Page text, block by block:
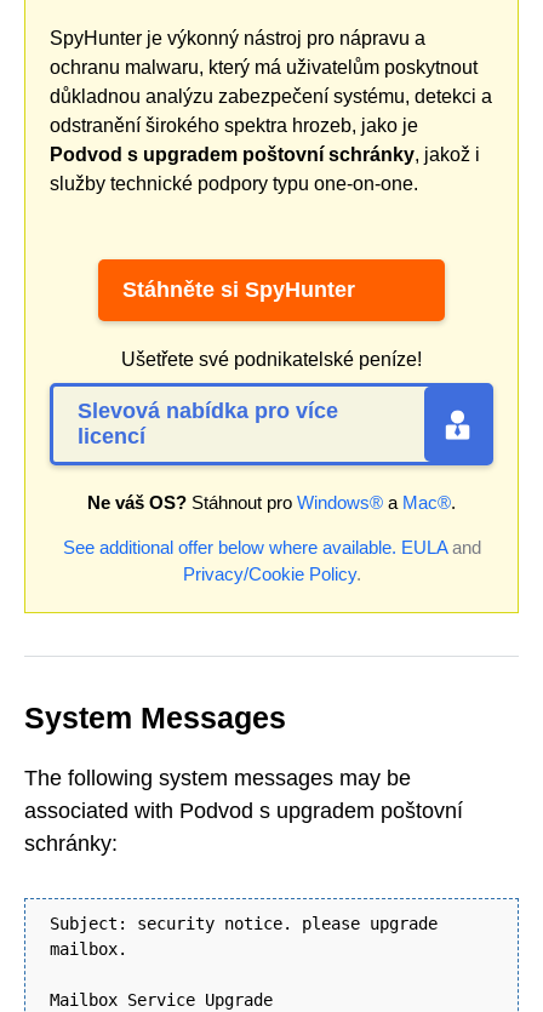
SpyHunter je výkonný nástroj pro nápravu a
ochranu malwaru, který má uživatelům poskytnout
důkladnou analýzu zabezpečení systému, detekci a
odstranění širokého spektra hrozeb, jako je
Podvod s upgradem poštovní schránky, jakož i
služby technické podpory typu one-on-one.
Stáhněte si SpyHunter
Ušetřete své podnikatelské peníze!
Slevová nabídka pro více
licencí
Ne váš OS? Stáhnout pro Windows® a Mac®.
See additional offer below where available. EULAand
Privacy/Cookie Policy.
System Messages
The following system messages may be
associated with Podvod s upgradem poštovní
schránky:
Subject: security notice. please upgrade
mailbox.
Mailbox Service Upgrade